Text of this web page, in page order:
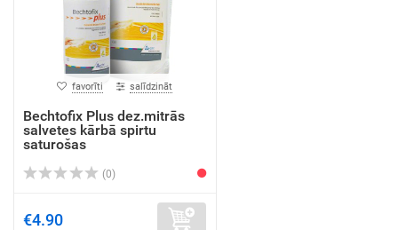
favorīti salīdzināt
Bechtofix Plus dez.mitrās
salvetes kārbā spirtu
saturošas
(0)
€4.90